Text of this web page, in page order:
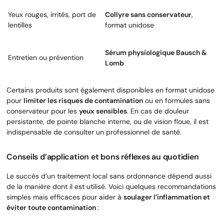
Yeux rouges, irrités, port de
lentilles
Collyre sans conservateur,
format unidose
Entretien ou prévention
Sérum physiologique Bausch &
Lomb
Certains produits sont également disponibles en format unidose
pour limiter les risques de contamination ou en formules sans
conservateur pour les yeux sensibles. En cas de douleur
persistante, de pointe blanche interne, ou de vision floue, il est
indispensable de consulter un professionnel de santé.
Conseils d’application et bons réflexes au quotidien
Le succès d’un traitement local sans ordonnance dépend aussi
de la manière dont il est utilisé. Voici quelques recommandations
simples mais efficaces pour aider à soulager l’inflammation et
éviter toute contamination: